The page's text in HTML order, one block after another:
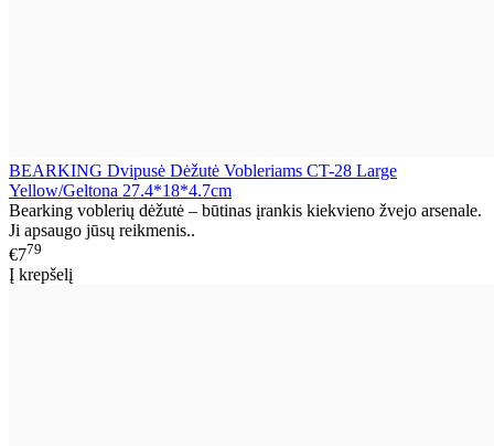
BEARKING Dvipusė Dėžutė Vobleriams CT-28 Large
Yellow/Geltona 27.4*18*4.7cm
Bearking voblerių dėžutė – būtinas įrankis kiekvieno žvejo arsenale.
Ji apsaugo jūsų reikmenis..
€779
Į krepšelį